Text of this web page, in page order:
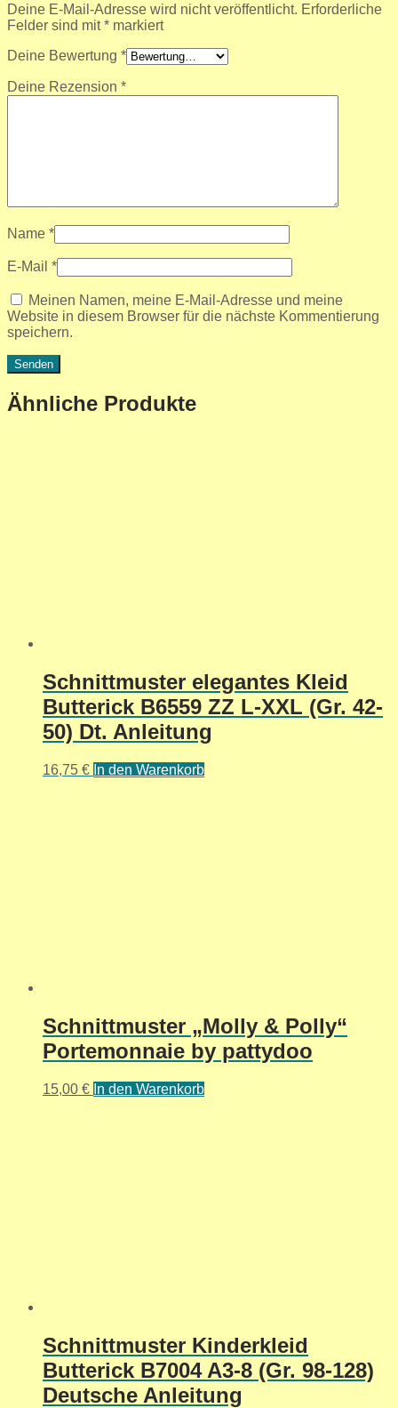
Deine E-Mail-Adresse wird nicht veröffentlicht. Erforderliche
Felder sind mit* markiert
Deine Bewertung *
Deine Rezension *
Name *
E-Mail *
Meinen Namen, meine E-Mail-Adresse und meine
Website in diesem Browser für die nächste Kommentierung
speichern.
Ähnliche Produkte
Schnittmuster elegantes Kleid
Butterick B6559 ZZ L-XXL (Gr. 42-
50) Dt. Anleitung
16,75 € In den Warenkorb
Schnittmuster „Molly & Polly“
Portemonnaie by pattydoo
15,00 € In den Warenkorb
Schnittmuster Kinderkleid
Butterick B7004 A3-8 (Gr. 98-128)
Deutsche Anleitung